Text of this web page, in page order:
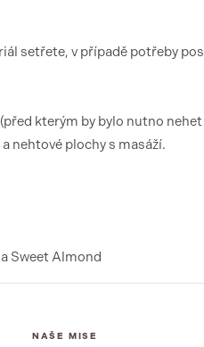
setřete, v případě potřeby
kterým by bylo nutno
nehtové plochy s masáží.
Sweet Almond
NAŠE MISE